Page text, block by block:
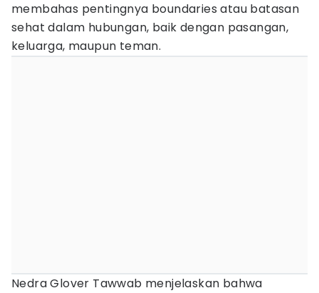
membahas pentingnya boundaries atau batasan
sehat dalam hubungan, baik dengan pasangan,
keluarga, maupun teman.
Nedra Glover Tawwab menjelaskan bahwa